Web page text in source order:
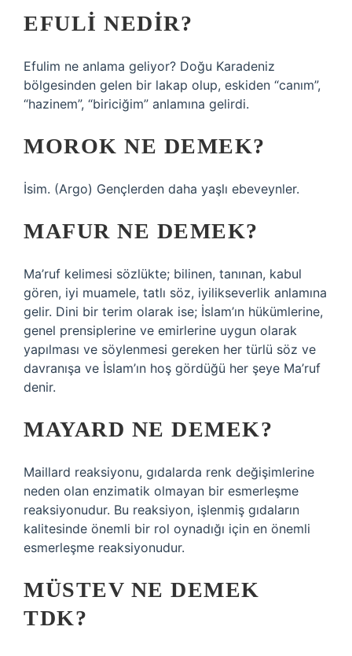
EFULI NEDIR?
Efulim ne anlama geliyor? Doğu Karadeniz
bölgesinden gelen bir lakap olup, eskiden “canım”,
“hazinem”, “biriciğim” anlamına gelirdi.
MOROK NE DEMEK?
İsim. (Argo) Gençlerden daha yaşlı ebeveynler.
MAFUR NE DEMEK?
Ma’ruf kelimesi sözlükte; bilinen, tanınan, kabul
gören, iyi muamele, tatlı söz, iyilikseverlik anlamına
gelir. Dini bir terim olarak ise; İslam’ın hükümlerine,
genel prensiplerine ve emirlerine uygun olarak
yapılması ve söylenmesi gereken her türlü söz ve
davranışa ve İslam’ın hoş gördüğü her şeye Ma’ruf
denir.
MAYARD NE DEMEK?
Maillard reaksiyonu, gıdalarda renk değişimlerine
neden olan enzimatik olmayan bir esmerleşme
reaksiyonudur. Bu reaksiyon, işlenmiş gıdaların
kalitesinde önemli bir rol oynadığı için en önemli
esmerleşme reaksiyonudur.
MÜSTEV NE DEMEK
TDK?